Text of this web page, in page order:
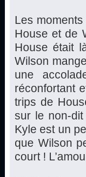
Les
House et de
House était
Wilson
une
réconfortant
trips de
sur le non-dit
Kyle est un
que Wilson
court !